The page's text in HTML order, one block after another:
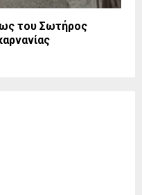
του Σωτήρος